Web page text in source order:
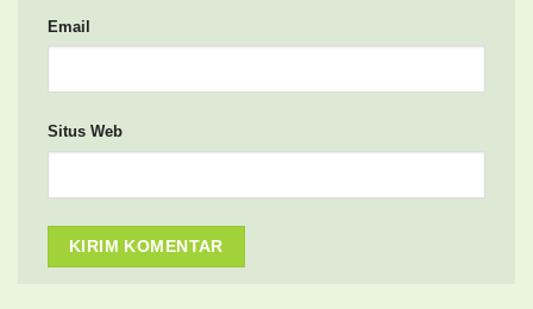
Email
Situs Web